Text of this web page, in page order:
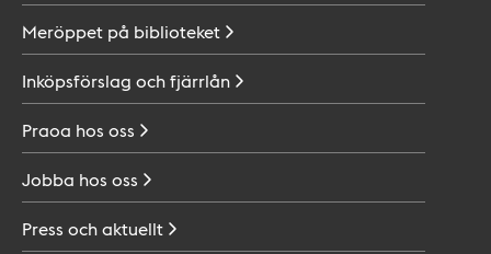
Meröppet på biblioteket
Inköpsförslag ochfjärrlån
Praoa hos oss
Jobba hos oss
Press ochaktuellt